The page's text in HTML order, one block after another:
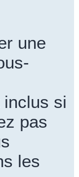
une
inclus si
pas
les